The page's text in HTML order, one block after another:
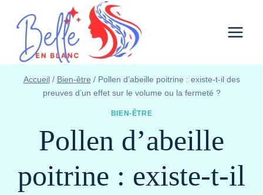
contenu
Accueil / Bien-être / Pollen d’abeille poitrine : existe-t-il des
preuves d’un effet sur le volume ou la fermeté ?
BIEN-ÊTRE
Pollen d’abeille
poitrine : existe-t-il